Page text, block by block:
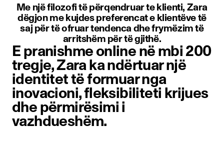
Me një filozofi të përqendruar te klienti, Zara
dëgjon me kujdes preferencat e klientëve të
saj për të ofruar tendenca dhe frymëzim të
arritshëm për të gjithë.
E pranishme online në mbi 200
tregje, Zara ka ndërtuar një
identitet të formuar nga
inovacioni, fleksibiliteti krijues
dhe përmirësimi i
vazhdueshëm.